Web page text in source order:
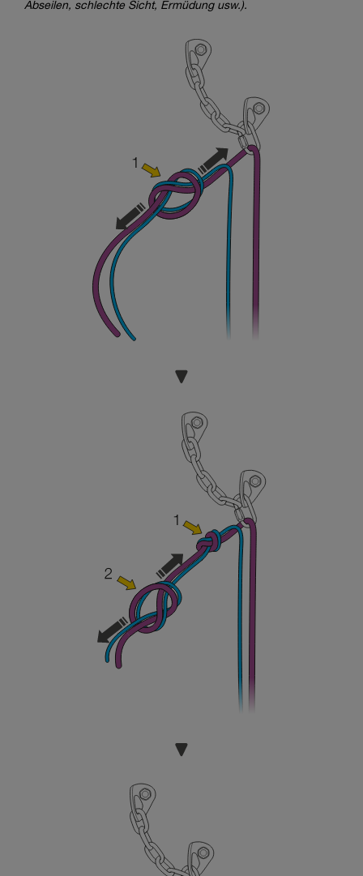
entsprechende Ausbildung und ein spezielles
einem Profi, ob Sie in der Lage sind, den
Vorgang alleine sicher zu wiederholen, bevor
Sie ihn eigenständig durchführen.
Wir geben Beispiele für die mit Ihrer Aktivität
verbundenen Techniken. Möglicherweise gibt es
noch andere Techniken, die hier nicht
Abseilen, schlechte Sicht, Ermüdung usw.).